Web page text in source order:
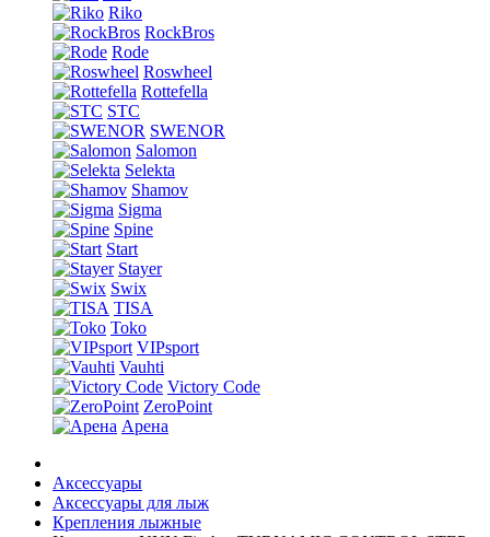
Riko
RockBros
Rode
Roswheel
Rottefella
STC
SWENOR
Salomon
Selekta
Shamov
Sigma
Spine
Start
Stayer
Swix
TISA
Toko
VIPsport
Vauhti
Victory Code
ZeroPoint
Арена
Аксессуары
Аксессуары для лыж
Крепления лыжные